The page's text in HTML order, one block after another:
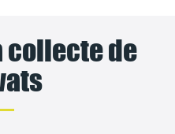
collecte de